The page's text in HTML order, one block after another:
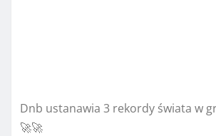
Dnb ustanawia 3 rekordy świata w
🚀🚀